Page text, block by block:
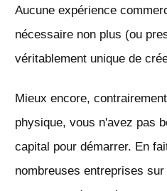
Aucune expérience
nécessaire non plus (ou
véritablement unique de
Mieux encore,
physique, vous n'avez pas
capital pour démarrer. En
nombreuses entreprises